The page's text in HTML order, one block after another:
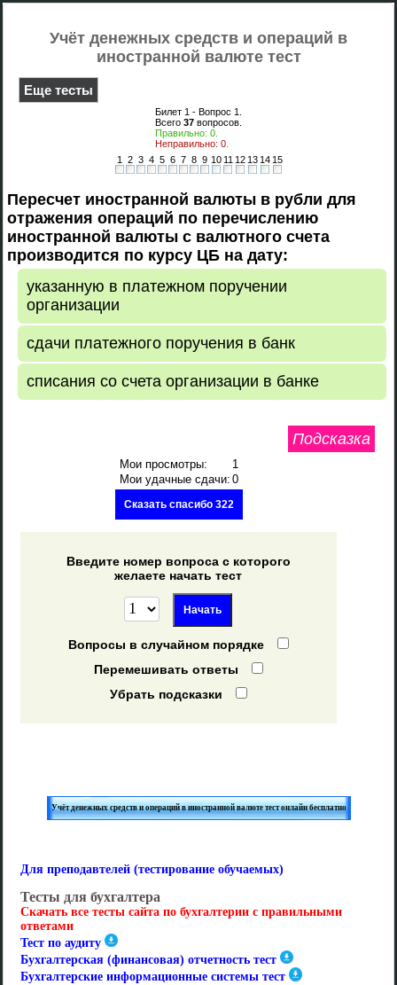
Учёт денежных средств и операций в
иностранной валюте тест
Еще тесты
Билет 1 - Вопрос 1
Всего 37 вопросов.
Правильно: 0
Неправильно: 0
1
2 3 4 5 6 7 8 9 10 11 12 13 14 15
Пересчет иностранной валюты в рубли для
отражения операций по перечислению
иностранной валюты с валютного счета
производится по курсу ЦБ на дату:
указанную в платежном поручении
организации
сдачи платежного поручения в банк
списания со счета организации в банке
Подсказка
Мои просмотры:
1
Мои удачные сдачи: 0
Сказать спасибо 322
Введите номер вопроса с которого
желаете начать тест
Вопросы в случайном порядке
Перемешивать ответы
Убрать подсказки
Учёт денежных средств и операций в иностранной валюте тест онлайн бесплатно
Для преподавтелей (тестирование обучаемых)
Тесты для бухгалтера
Скачать все тесты сайта по бухгалтерии с правильными
ответами
Тест по аудиту
Бухгалтерская (финансовая) отчетность тест
Бухгалтерские информационные системы тест